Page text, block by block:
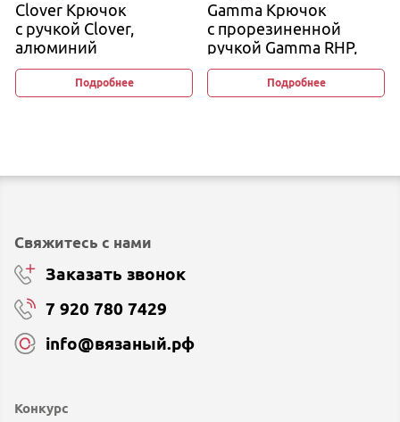
Clover Крючок
с ручкой Clover,
алюминий
Подробнее
Gamma Крючок
с прорезиненной
ручкой Gamma RHP,
16 см
Подробнее
Конкурс
Свяжитесь с нами
Заказать звонок
7 920 780 7429
info@вязаный.рф